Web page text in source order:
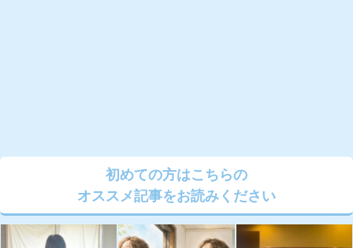
初めての方はこちらの
オススメ記事をお読みください